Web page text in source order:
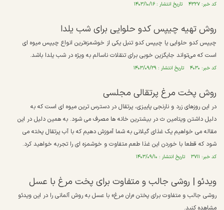
کد خبر: ۴۳۲۷ تاریخ انتشار : ۱۴۰۳/۱۰/۱۶
روش تهیه چیپس کدو حلوایی برای شب یلدا
چیپس کدو حلوایی یا چیپس کدو تنبل یکی از خوشمزه‌ترین انواع چیپس میوه ای
است که می‌تواند جایگزین خوبی برای تنقلات ناسالم به ویژه در شب یلدا باشد.
کد خبر: ۴۰۳۰ تاریخ انتشار : ۱۴۰۳/۰۹/۲۹
روش پخت مرغ پرتقالی مجلسی
در این روزهای زرد و نارنجی پاییزی، پرتقال در دسترس ترین میوه ای است که به
دلیل داشتن ویتامین ث در بیشترین خانه ها مصرف می شود. به همین دلیل در این
مقاله می خواهیم یک غذای گیلانی به شما آموزش دهیم که با آب پرتقال پخته می
شود که قطعا با خوردن این غذا طعم متفاوت و خوشمزه ای را تجربه خواهید کرد.
کد خبر: ۳۷۱۱ تاریخ انتشار : ۱۴۰۳/۰۹/۱۰
ویدئو | روشی جالب و متفاوت برای پخت مرغ با عسل
روشی جالب و متفاوت برای پختن «ران مرغ» با عسل به روش آلمانی را در این ویدئو
مشاهده کنید.